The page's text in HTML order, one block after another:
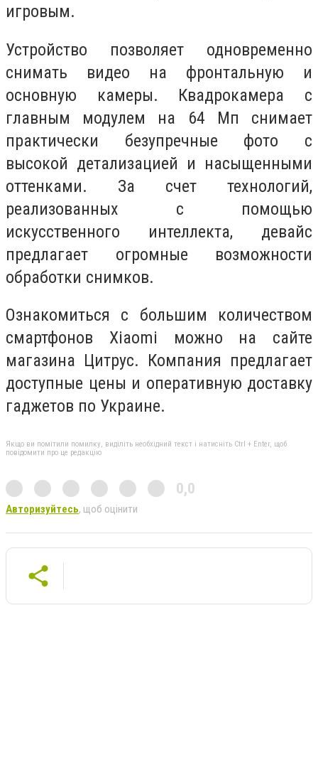
игровым.
Устройство позволяет одновременно
снимать видео на фронтальную и
основную камеры. Квадрокамера с
главным модулем на 64 Мп снимает
практически безупречные фото с
высокой детализацией и насыщенными
оттенками. За счет технологий,
реализованных с помощью
искусственного интеллекта, девайс
предлагает огромные возможности
обработки снимков.
Ознакомиться с большим количеством
смартфонов Xiaomi можно на сайте
магазина Цитрус. Компания предлагает
доступные цены и оперативную доставку
гаджетов по Украине.
Якщо ви помітили помилку, виділіть необхідний текст і натисніть Ctrl + Enter, щоб
повідомити про це редакцію
0,0
Авторизуйтесь, щоб оцінити